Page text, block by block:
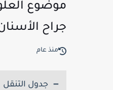
موضوع
جراح الأسنان
منذ عام
جدول التنقل